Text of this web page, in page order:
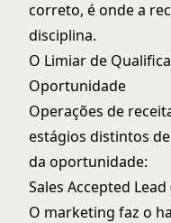
correto, é onde a
disciplina.
O Limiar de
Oportunidade
Operações de
estágios distintos
da oportunidade:
Sales Accepted Lead
O marketing faz o